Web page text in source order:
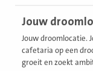
Jouw
Jouw droomlocatie.
cafetaria op een
groeit en zoekt
vestiging